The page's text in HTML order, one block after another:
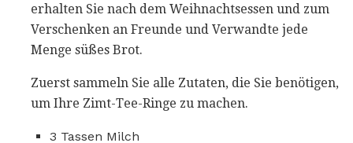
erhalten Sie nach dem Weihnachtsessen und zum
Verschenken an Freunde und Verwandte jede
Menge süßes Brot.
Zuerst sammeln Sie alle Zutaten, die Sie benötigen,
um Ihre Zimt-Tee-Ringe zu machen.
3 Tassen Milch